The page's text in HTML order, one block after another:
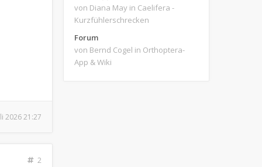
2026 21:27
2
von Diana May in Caelifera -
Kurzfühlerschrecken
Forum
von Bernd Cogel in Orthoptera-
App & Wiki